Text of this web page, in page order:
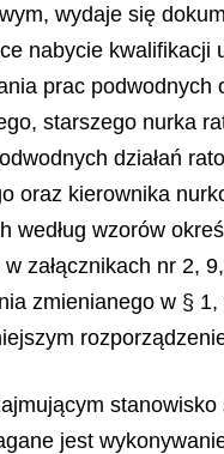
wydaje się
nabycie kwalifikacji
prac podwodnych
starszego nurka
działań
oraz kierownika
według wzorów
załącznikach nr 2,
zmienianego w §
stanowisko
jest